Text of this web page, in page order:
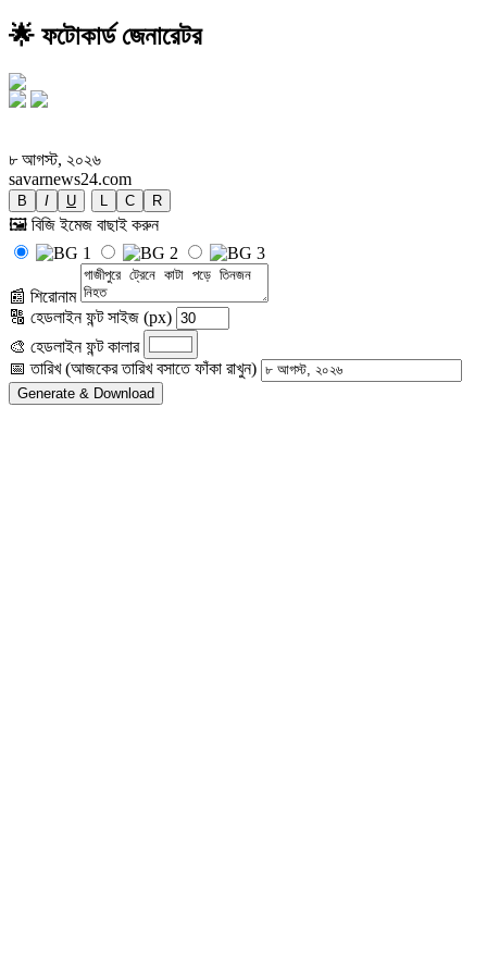
🌟 ফটোকার্ড জেনারেটর
৮ আগস্ট, ২০২৬
savarnews24.com
B I U C R
🖼️ বিজি ইমেজ বাছাই করুন
📰 শিরোনাম
🔠 হেডলাইন ফন্ট সাইজ (px)
🎨 হেডলাইন ফন্ট কালার
📅 তারিখ (আজকের তারিখ বসাতে ফাঁকা রাখুন)
Generate & Download